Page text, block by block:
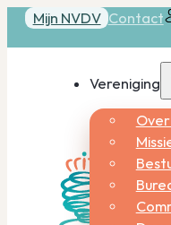
Mijn NVDV Contact
Vereniging